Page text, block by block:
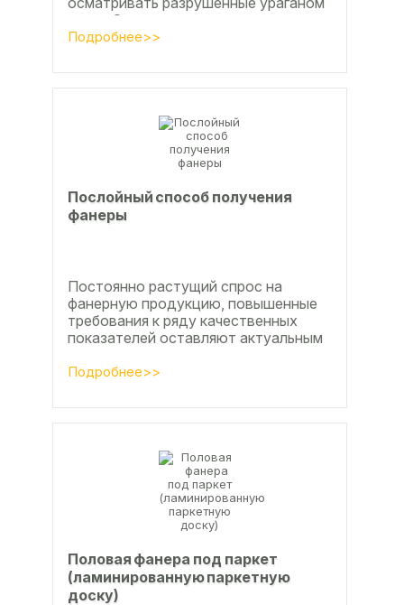
дома. Он удивился, что ударов
стихии в большинстве случаев не...
Подробнее>>
Послойный способ получения
фанеры
Постоянно растущий спрос на
фанерную продукцию, повышенные
требования к ряду качественных
показателей оставляют актуальным
технологии производства клееной...
Подробнее>>
Половая фанера под паркет
(ламинированную паркетную
доску)